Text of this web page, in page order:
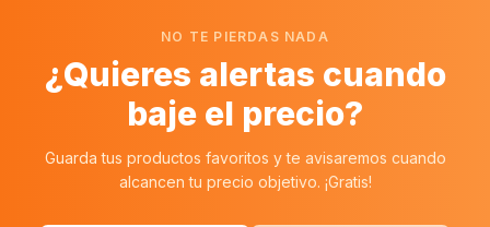
NO TE PIERDAS NADA
¿Quieres alertas cuando
baje el precio?
Guarda tus productos favoritos y te avisaremos cuando
alcancen tu precio objetivo. ¡Gratis!